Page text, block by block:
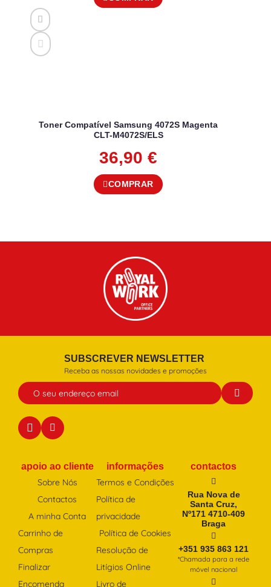
Toner Compatível Samsung 4072S Magenta
CLT-M4072S/ELS
36,90 €
COMPRAR
SUBSCREVER NEWSLETTER
Receba as nossas novidades e promoções
apoio ao cliente
Sobre Nós
Contactos
A minha Conta
Carrinho de
Compras
Finalizar
Encomenda
informações
Termos e Condições
Política de
privacidade
Política de Cookies
Resolução de
Litígios Online
Livro de
contactos
Rua Nova de
Santa Cruz,
Nº171 4710-409
Braga
+351 935 863 121
*Chamada para a rede
móvel nacional